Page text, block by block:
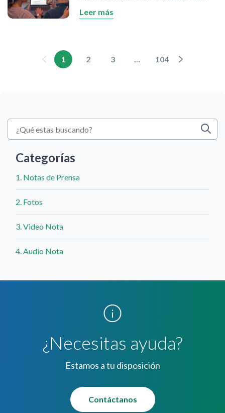
de contingencia, las remesas se
Banesco garantiza el servicio con la
Leer más
1 2 3 … 104
Categorías
1. Notas de Prensa
2. Fotos
3. Video Nota
4. Audio Nota
¿Necesitas ayuda?
Estamos a tu disposición
Contáctanos